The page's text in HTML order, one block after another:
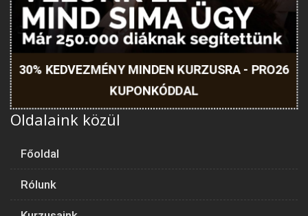
30% KEDVEZMÉNY MINDEN KURZUSRA - PRO26
KUPONKÓDDAL
Oldalaink közül
Főoldal
Rólunk